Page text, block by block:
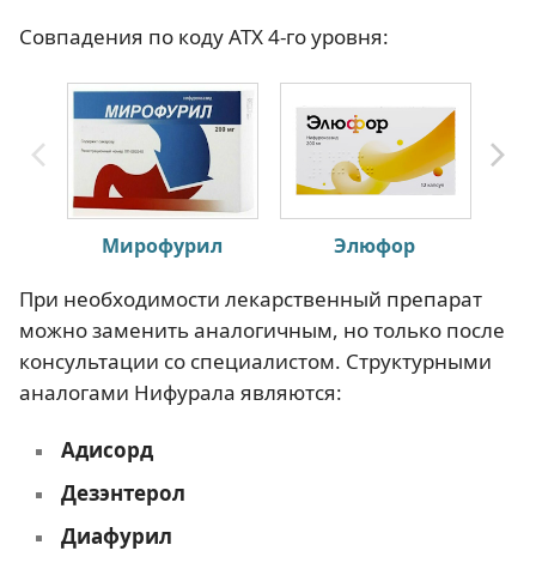
Совпадения по коду АТХ 4-го уровня:
Мирофурил Элюфор
При необходимости лекарственный препарат
можно заменить аналогичным, но только после
консультации со специалистом. Структурными
аналогами Нифурала являются:
Адисорд
Дезэнтерол
Диафурил